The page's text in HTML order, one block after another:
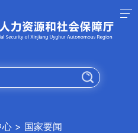
心 > 国家要闻